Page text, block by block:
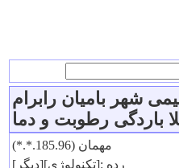
شهر بامیان رابرام
باردگی رطوبت و دما
مهمان (185.96.*.*)
رده :[تکنولوژی][دیگر]